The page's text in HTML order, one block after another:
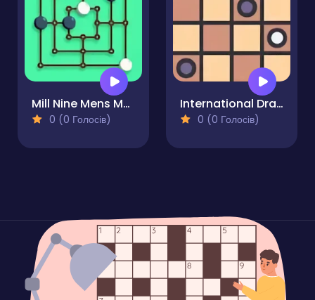
Mill Nine Mens Morris
0 (0 Голосів)
International Draughts
0 (0 Голосів)